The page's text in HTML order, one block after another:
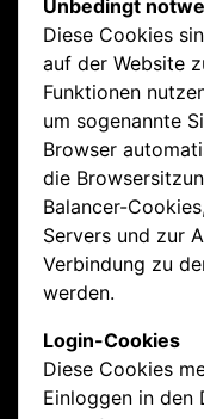
Unbedingt
Diese Cookies
auf der Website
Funktionen
um sogenannte
Browser
die
Balancer-
Servers und zur
Verbindung zu
werden.
Login-Cookies
Diese Cookies
Einloggen in den